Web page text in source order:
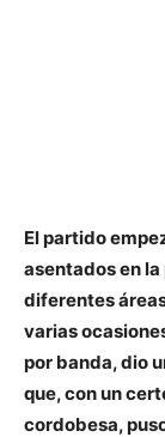
El partido
asentados en
diferentes
varias
por banda, dio
que, con un
cordobesa,